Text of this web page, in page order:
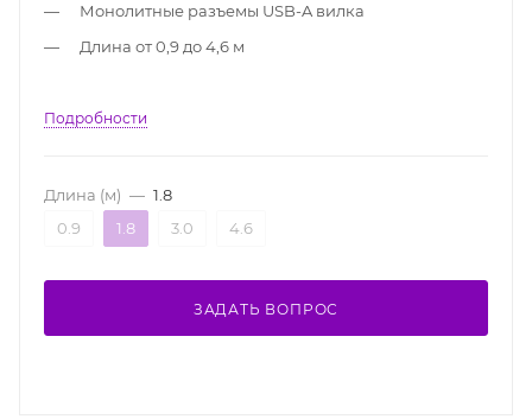
Монолитные разъемы USB-A вилка
Длина от 0,9 до 4,6 м
Подробности
Длина (м) — 1.8
0.9
1.8 3.0 4.6
ЗАДАТЬ ВОПРОС